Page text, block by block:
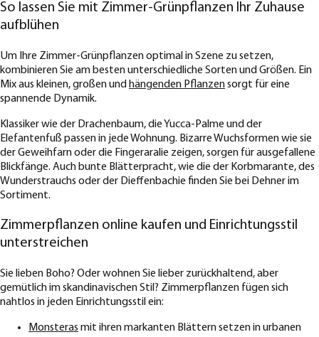
So lassen Sie mit Zimmer-Grünpflanzen Ihr Zuhause
aufblühen
Um Ihre Zimmer-Grünpflanzen optimal in Szene zu setzen,
kombinieren Sie am besten unterschiedliche Sorten und Größen. Ein
Mix aus kleinen, großen und hängenden Pflanzensorgt für eine
spannende Dynamik.
Klassiker wie der Drachenbaum, die Yucca-Palme und der
Elefantenfuß passen in jede Wohnung. Bizarre Wuchsformen wie sie
der Geweihfarn oder die Fingeraralie zeigen, sorgen für ausgefallene
Blickfänge. Auch bunte Blätterpracht, wie die der Korbmarante, des
Wunderstrauchs oder der Dieffenbachie finden Sie bei Dehner im
Sortiment.
Zimmerpflanzen online kaufen und Einrichtungsstil
unterstreichen
Sie lieben Boho? Oder wohnen Sie lieber zurückhaltend, aber
gemütlich im skandinavischen Stil? Zimmerpflanzen fügen sich
nahtlos in jeden Einrichtungsstil ein:
Monsteras mit ihren markanten Blättern setzen in urbanen